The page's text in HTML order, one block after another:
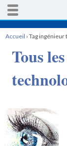
Accueil › Tag ingénieur
Tous